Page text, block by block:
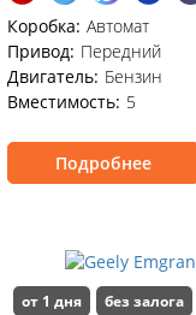
Коробка: Автомат
Привод: Передний
Двигатель: Бензин
Вместимость: 5
Подробнее
от 1 дня без залога